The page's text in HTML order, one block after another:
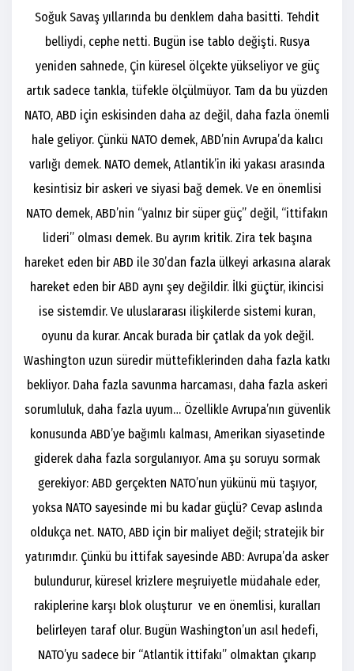
Soğuk Savaş yıllarında bu denklem daha basitti. Tehdit
belliydi, cephe netti. Bugün ise tablo değişti. Rusya
yeniden sahnede, Çin küresel ölçekte yükseliyor ve güç
artık sadece tankla, tüfekle ölçülmüyor. Tam da bu yüzden
NATO, ABD için eskisinden daha az değil, daha fazla önemli
hale geliyor. Çünkü NATO demek, ABD’nin Avrupa’da kalıcı
varlığı demek. NATO demek, Atlantik’in iki yakası arasında
kesintisiz bir askeri ve siyasi bağ demek. Ve en önemlisi
NATO demek, ABD’nin “yalnız bir süper güç” değil, “ittifakın
lideri” olması demek. Bu ayrım kritik. Zira tek başına
hareket eden bir ABD ile 30’dan fazla ülkeyi arkasına alarak
hareket eden bir ABD aynı şey değildir. İlki güçtür, ikincisi
ise sistemdir. Ve uluslararası ilişkilerde sistemi kuran,
oyunu da kurar. Ancak burada bir çatlak da yok değil.
Washington uzun süredir müttefiklerinden daha fazla katkı
bekliyor. Daha fazla savunma harcaması, daha fazla askeri
sorumluluk, daha fazla uyum… Özellikle Avrupa’nın güvenlik
konusunda ABD’ye bağımlı kalması, Amerikan siyasetinde
giderek daha fazla sorgulanıyor. Ama şu soruyu sormak
gerekiyor: ABD gerçekten NATO’nun yükünü mü taşıyor,
yoksa NATO sayesinde mi bu kadar güçlü? Cevap aslında
oldukça net. NATO, ABD için bir maliyet değil; stratejik bir
yatırımdır. Çünkü bu ittifak sayesinde ABD: Avrupa’da asker
bulundurur, küresel krizlere meşruiyetle müdahale eder,
rakiplerine karşı blok oluşturur ve en önemlisi, kuralları
belirleyen taraf olur. Bugün Washington’un asıl hedefi,
NATO’yu sadece bir “Atlantik ittifakı” olmaktan çıkarıp